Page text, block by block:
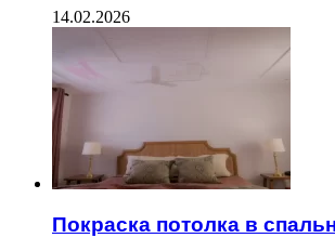
14.02.2026
Покраска потолка в